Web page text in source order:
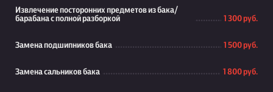
Извлечение посторонних предметов из бака/
барабана с полной разборкой
1 300 руб.
Замена подшипников бака 1 500 руб.
Замена сальников бака 1 800 руб.